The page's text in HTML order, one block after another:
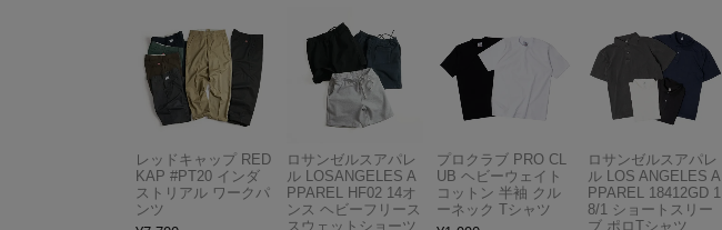
レッドキャップ RED
KAP #PT20 インダ
ストリアル ワークパ
ンツ
ロサンゼルスアパレ
ル LOSANGELES A
PPAREL HF02 14オ
ンス ヘビーフリース
スウェットショーツ
プロクラブ PRO CL
UB ヘビーウェイト
コットン 半袖 クル
ーネック Tシャツ
ロサンゼルスアパレ
ル LOS ANGELES A
PPAREL 18412GD 1
8/1 ショートスリー
ブ ポロTシャツ